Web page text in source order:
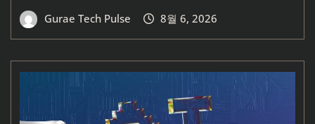
Gurae Tech Pulse 8월 6, 2026